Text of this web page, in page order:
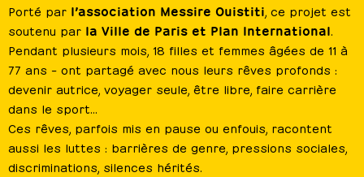
Porté par l’association Messire Ouistiti , ce projet est
soutenu par la Ville de Paris et Plan International
Pendant plusieurs mois, 18 filles et femmes âgées de 11 à
77 ans – ont partagé avec nous leurs rêves profonds :
devenir autrice, voyager seule, être libre, faire carrière
dans le sport…
Ces rêves, parfois mis en pause ou enfouis, racontent
aussi les luttes : barrières de genre, pressions sociales,
discriminations, silences hérités.